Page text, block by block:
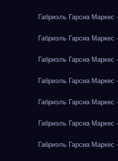
Габриэль Гарсиа
Габриэль Гарсиа
Габриэль Гарсиа
Габриэль Гарсиа
Габриэль Гарсиа
Габриэль Гарсиа
Габриэль Гарсиа